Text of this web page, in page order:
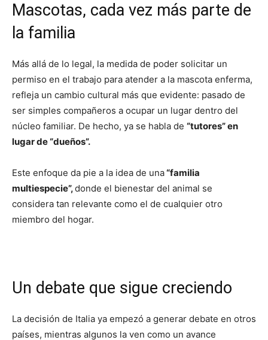
Mascotas, cada vez más parte de
la familia
Más allá de lo legal, la medida de poder solicitar un
permiso en el trabajo para atender a la mascota enferma,
refleja un cambio cultural más que evidente: pasado de
ser simples compañeros a ocupar un lugar dentro del
núcleo familiar. De hecho, ya se habla de “tutores” en
lugar de “dueños”.
Este enfoque da pie a la idea de una“familia
multiespecie”,donde el bienestar del animal se
considera tan relevante como el de cualquier otro
miembro del hogar.
Un debate que sigue creciendo
La decisión de Italia ya empezó a generar debate en otros
países, mientras algunos la ven como un avance